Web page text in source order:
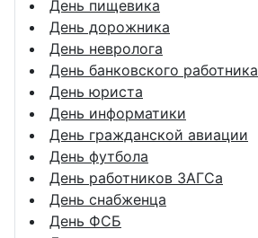
День пищевика
День дорожника
День невролога
День банковского работника
День юриста
День информатики
День гражданской авиации
День футбола
День работников ЗАГСа
День снабженца
День ФСБ